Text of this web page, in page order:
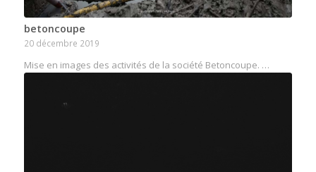
betoncoupe
20 décembre 2019
Mise en images des activités de la société Betoncoupe. …